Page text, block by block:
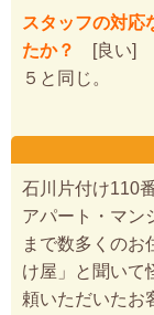
スタッフの対応
たか？
[良い]
５と同じ。
石川片付け110
アパート・マン
まで数多くのお
け屋」と聞いて
頼いただいたお